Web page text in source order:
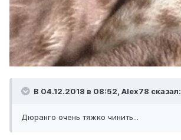
В 04.12.2018 в 08:52, Alex78 сказал:
Дюранго очень тяжко чинить...